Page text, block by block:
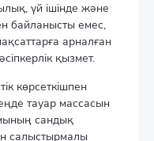
үй iшiнде және
байланысты емес,
арналған
қызмет.
көрсеткішпен
тауар массасын
сандық
салыстырмалы